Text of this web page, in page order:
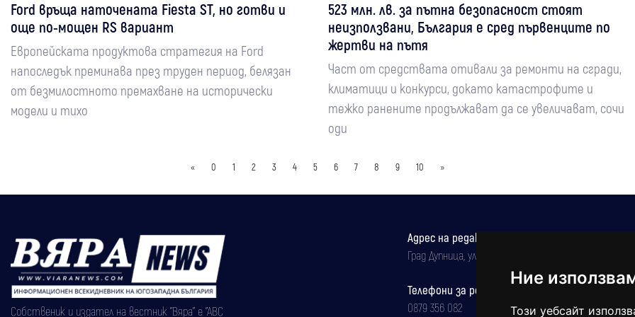
Ние
Този уебсайт
Ford връща наточената Fiesta ST, но готви и
още по-мощен RS вариант
Европейската продуктова стратегия на Ford
напоследък преминава през труден период, белязан
от безмилостното премахване на исторически
модели и тихо
523 млн. лв. за пътна безопасност стоят
неизползвани, България е сред първенците по
жертви на пътя
Част от средствата отивали за ремонти на сгради,
климатици и конкурси, докато катастрофите и
тежко ранените продължават да се увеличават, сочи
оди
« 0 1 2 3 4 5 6 7 8 9 10 »
Собственик и издател на вестник "Вяра" е "АВС
Адрес на редакцията
Град Дупница, ул.''Христо Ботев" 43
Телефони за реклама и абонаменти
0879 356 082